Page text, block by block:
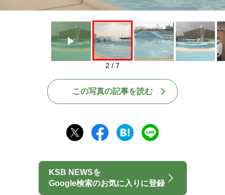
2 / 7
この写真の記事を読む
KSB NEWSを
Google検索のお気に入りに登録